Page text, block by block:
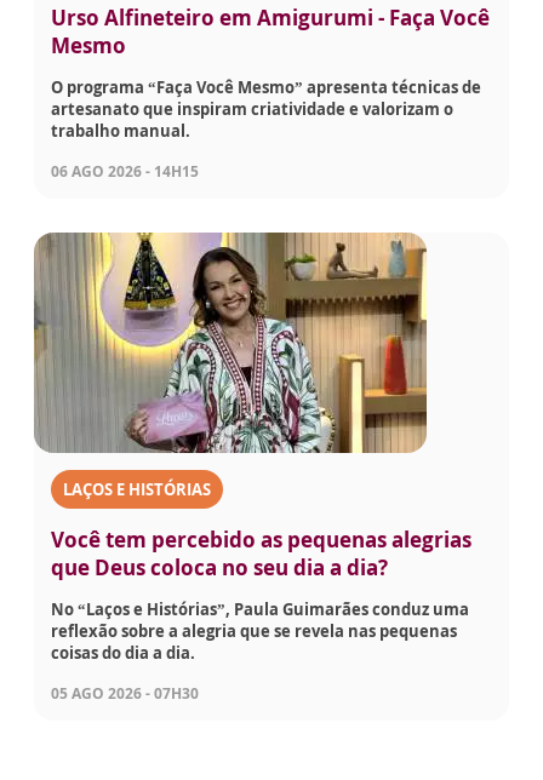
Urso Alfineteiro em Amigurumi - Faça Você
Mesmo
O programa “Faça Você Mesmo” apresenta técnicas de
artesanato que inspiram criatividade e valorizam o
trabalho manual.
06 AGO 2026 - 14H15
LAÇOS E HISTÓRIAS
Você tem percebido as pequenas alegrias
que Deus coloca no seu dia a dia?
No “Laços e Histórias”, Paula Guimarães conduz uma
reflexão sobre a alegria que se revela nas pequenas
coisas do dia a dia.
05 AGO 2026 - 07H30